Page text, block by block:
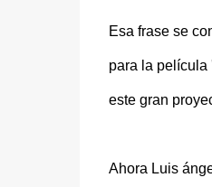
Esa frase se
para la película
este gran
Ahora Luis